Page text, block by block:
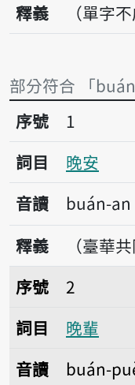
釋義
（單字
部分符合 「
序號1晚安
序號
1
詞目
晚安
音讀
buán-an
釋義
（臺華
序號2晚輩
序號
2
詞目
晚輩
音讀
buán-